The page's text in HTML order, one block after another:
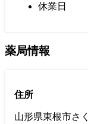
休業日
薬局情報
住所
山形県東根市さ